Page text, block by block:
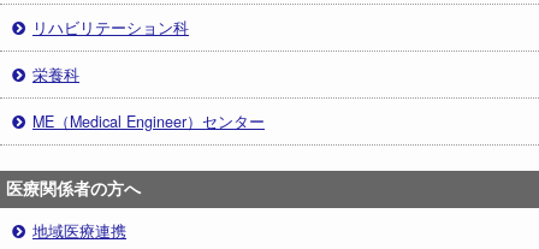
リハビリテーション科
栄養科
ME（Medical Engineer）センター
医療関係者の方へ
地域医療連携